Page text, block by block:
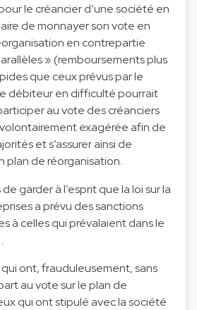
le créancier d’une société en
de monnayer son vote en
en contrepartie
» (remboursements plus
que ceux prévus par le
débiteur en difficulté pourrait
au vote des créanciers
exagérée afin de
et s’assurer ainsi de
plan de réorganisation.
garder à l’esprit que la loi sur la
a prévu des sanctions
à celles qui prévalaient dans le
ont, frauduleusement, sans
au vote sur le plan de
qui ont stipulé avec la société